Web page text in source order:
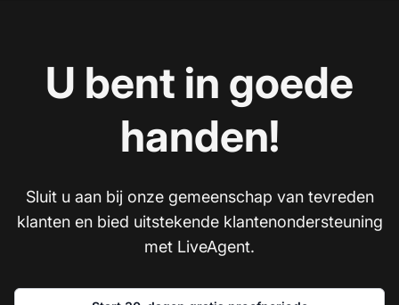
U bent in goede
handen!
Sluit u aan bij onze gemeenschap van tevreden
klanten en bied uitstekende klantenondersteuning
met LiveAgent.